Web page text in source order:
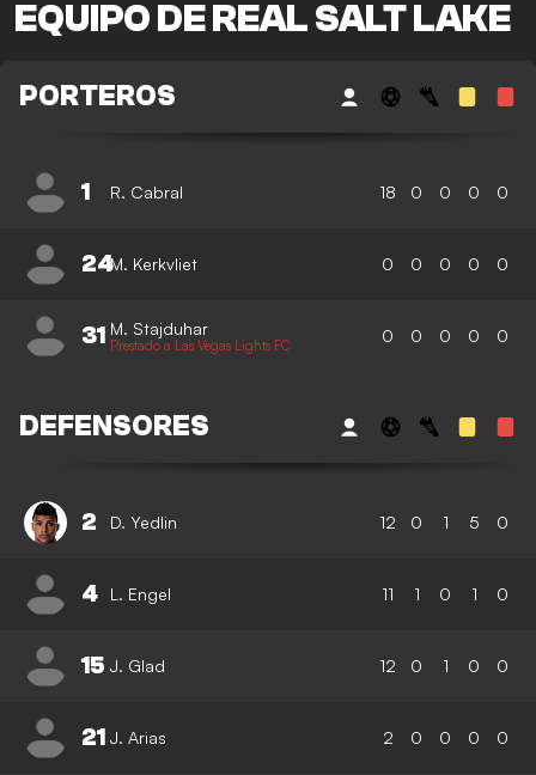
EQUIPO DE REAL SALT LAKE
PORTEROS
1 R. Cabral 18 0 0 0 0
24M. Kerkvliet 0 0 0 0 0
31 M. Stajduhar
Prestado a Las Vegas Lights FC 0 0 0 0 0
DEFENSORES
2 D. Yedlin 12 0 1 5 0
4 L. Engel 11 1 0 1 0
15 J. Glad 12 0 1 0 0
21 J. Arias 2 0 0 0 0